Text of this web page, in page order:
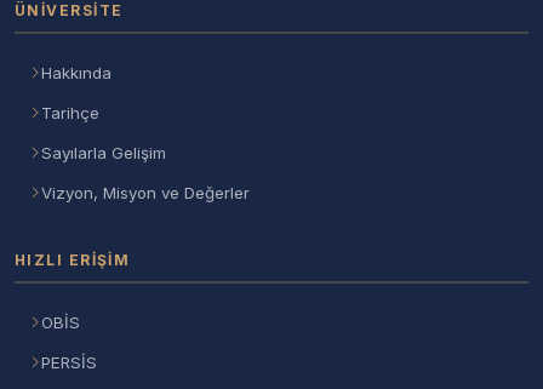
ÜNIVERSITE
Hakkında
Tarihçe
Sayılarla Gelişim
Vizyon, Misyon ve Değerler
HIZLI ERIŞIM
OBİS
PERSİS